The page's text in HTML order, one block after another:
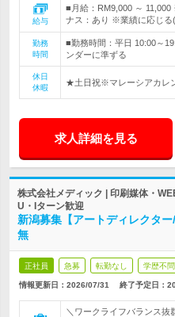
給与
■月給：RM9,000 ～
ナス：あり ※業績に応じる
勤務
時間
■勤務時間：平日 10:00～
ンダーに準ずる
休日
休暇
★土日祝※マレーシアカレ
求人詳細を見る
株式会社メディック | 印刷媒体・
U・Iターン歓迎
新潟募集【アートディレクタ
無
正社員 急募 転勤なし 学歴不問
情報更新日：2026/07/31 終了予定日：
＼ワークライフバランス抜